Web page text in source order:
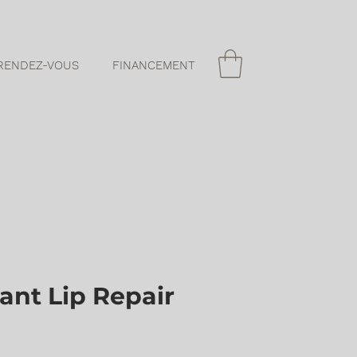
VOUS FINANCEMENT
Lip Repair